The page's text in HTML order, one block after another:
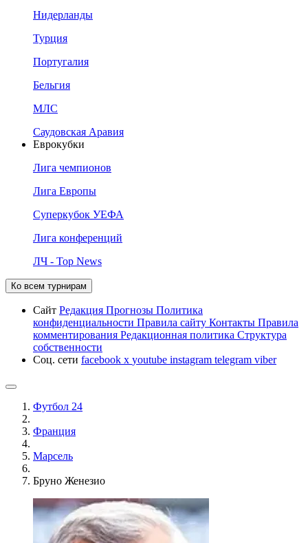
Нидерланды
Турция
Португалия
Бельгия
МЛС
Саудовская Аравия
Еврокубки
Лига чемпионов
Лига Европы
Суперкубок УЕФА
Лига конференций
ЛЧ - Top News
Ко всем турнирам
Сайт Редакция Прогнозы Политика
конфиденциальности Правила сайту Контакты Правила
комментирования Редакционная политика Структура
собственности
Соц. сети facebook x youtube instagram telegram viber
Футбол 24
Франция
Марсель
Бруно Женезио